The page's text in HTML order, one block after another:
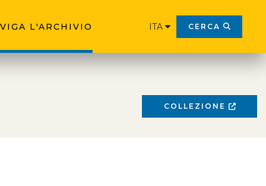
L'ARCHIVIO ITA CERCA
COLLEZIONE